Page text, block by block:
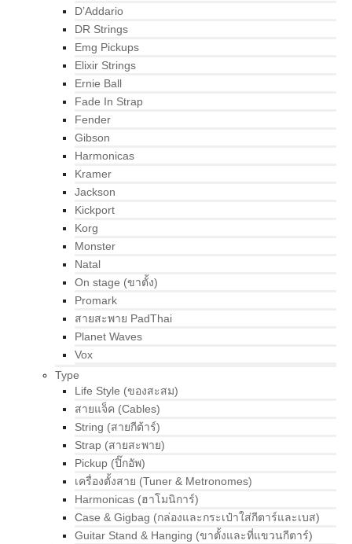
D’Addario
DR Strings
Emg Pickups
Elixir Strings
Ernie Ball
Fade In Strap
Fender
Gibson
Harmonicas
Kramer
Jackson
Kickport
Korg
Monster
Natal
On stage (ขาตั้ง)
Promark
สายสะพาย PadThai
Planet Waves
Vox
Type
Life Style (ของสะสม)
สายแจ็ค (Cables)
String (สายกีต้าร์)
Strap (สายสะพาย)
Pickup (ปิ๊กอัพ)
เครื่องตั้งสาย (Tuner & Metronomes)
Harmonicas (ฮาโมนิการ์)
Case & Gigbag (กล่องและกระเป๋าใส่กีตาร์และเบส)
Guitar Stand & Hanging (ขาตั้งและที่แขวนกีตาร์)